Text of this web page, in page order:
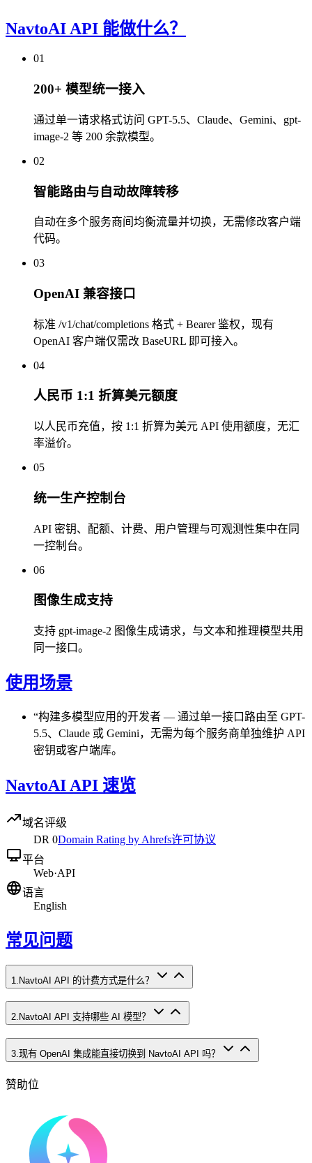
NavtoAI API 能做什么？
01
200+ 模型统一接入
通过单一请求格式访问 GPT-5.5、Claude、Gemini、gpt-
image-2 等 200 余款模型。
02
智能路由与自动故障转移
自动在多个服务商间均衡流量并切换，无需修改客户端
代码。
03
OpenAI 兼容接口
标准 /v1/chat/completions 格式 + Bearer 鉴权，现有
OpenAI 客户端仅需改 BaseURL 即可接入。
04
人民币 1:1 折算美元额度
以人民币充值，按 1:1 折算为美元 API 使用额度，无汇
率溢价。
05
统一生产控制台
API 密钥、配额、计费、用户管理与可观测性集中在同
一控制台。
06
图像生成支持
支持 gpt-image-2 图像生成请求，与文本和推理模型共用
同一接口。
使用场景
“构建多模型应用的开发者 — 通过单一接口路由至 GPT-
5.5、Claude 或 Gemini，无需为每个服务商单独维护 API
密钥或客户端库。
NavtoAI API 速览
域名评级
DR 0Domain Rating by Ahrefs许可协议
平台
Web·API
语言
English
常见问题
1 NavtoAI API 的计费方式是什么？
2. NavtoAI API 支持哪些 AI 模型？
3 现有 OpenAI 集成能直接切换到 NavtoAI API 吗？
赞助位